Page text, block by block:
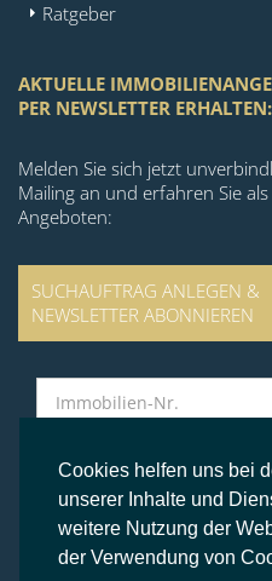
Cookies helfen uns bei
unserer Inhalte und
weitere Nutzung der
der Verwendung von
Ratgeber
AKTUELLE
PER NEWSLETTER ERHALTEN:
Melden Sie sich jetzt
Mailing an und erfahren Sie
Angeboten:
SUCHAUFTRAG ANLEGEN &
NEWSLETTER ABONNIEREN
© BS